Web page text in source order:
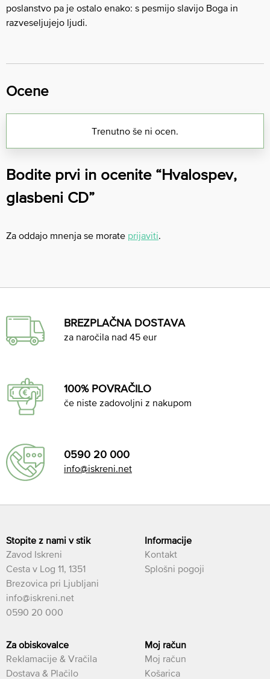
poslanstvo pa je ostalo enako: s pesmijo slavijo Boga in
razveseljujejo ljudi.
Ocene
Trenutno še ni ocen.
Bodite prvi in ocenite “Hvalospev,
glasbeni CD”
Za oddajo mnenja se morate prijaviti.
BREZPLAČNA DOSTAVA
za naročila nad 45 eur
100% POVRAČILO
če niste zadovoljni z nakupom
0590 20 000
info@iskreni.net
Stopite z nami v stik
Zavod Iskreni
Cesta v Log 11, 1351
Brezovica pri Ljubljani
info@iskreni.net
0590 20 000
Informacije
Kontakt
Splošni pogoji
Za obiskovalce
Reklamacije & Vračila
Dostava & Plačilo
Moj račun
Moj račun
Košarica